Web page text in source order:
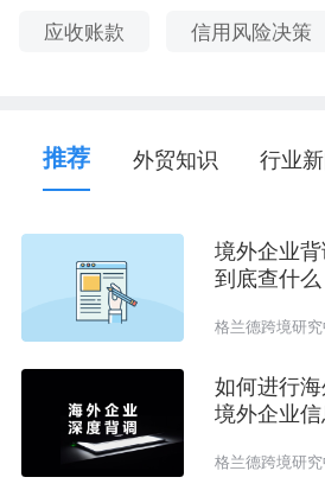
司信息。当然，关键是你的blog
Post跟Update有所不同，post相
blog，本身在搜索引擎就会有
面就能看到。如果非要给个形
像微信朋友圈，Post则更像公众
号更好的一点就是也会被搜索引
建立公司页面
Linkedin跟facebook一样，
应收账款 信用风险决策
推荐 外贸知识 行业
境外企业
到底查什
次看懂
格兰德跨境研
如何进行
境外企业
格兰德跨境研